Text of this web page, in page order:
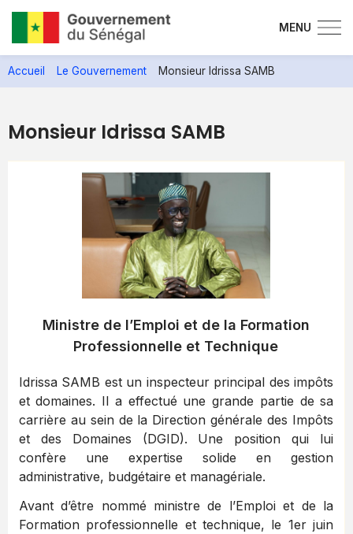
au
MENU
Accueil Le Gouvernement Monsieur Idrissa SAMB
Monsieur Idrissa SAMB
Ministre de l’Emploi et de la Formation
Professionnelle et Technique
Idrissa SAMB est un inspecteur principal des impôts
et domaines. Il a effectué une grande partie de sa
carrière au sein de la Direction générale des Impôts
et des Domaines (DGID). Une position qui lui
confère une expertise solide en gestion
administrative, budgétaire et managériale.
Avant d’être nommé ministre de l’Emploi et de la
Formation professionnelle et technique, le 1er juin